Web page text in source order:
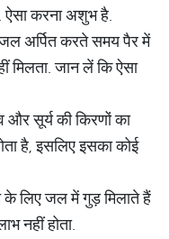
ऐसा करना अशुभ है.
जल अर्पित करते समय पैर में
जान लें कि ऐसा
और सूर्य की किरणों का
है, इसलिए इसका कोई
के लिए जल में गुड़ मिलाते हैं
नहीं होता.